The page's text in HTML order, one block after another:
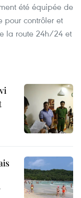
été équipée de
pour contrôler et
la route 24h/24 et